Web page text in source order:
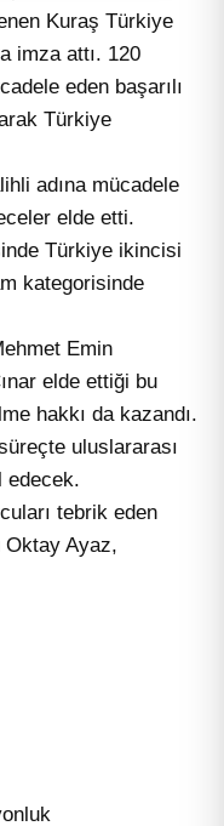
Kuraş Türkiye
imza attı. 120
eden başarılı
Türkiye
adına mücadele
elde etti.
Türkiye ikincisi
kategorisinde
Emin
elde ettiği bu
hakkı da kazandı.
uluslararası
tebrik eden
Ayaz,